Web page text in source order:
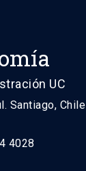
UC
Santiago, Chile
4028